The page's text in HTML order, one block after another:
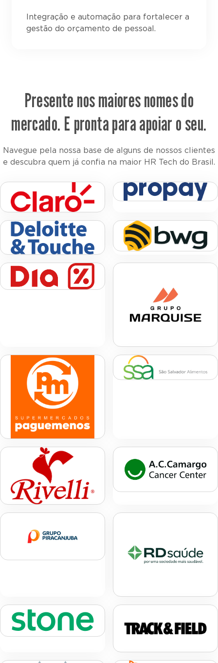
Integração e automação para fortalecer a
gestão do orçamento de pessoal.
Presente nos maiores nomes do
mercado. E pronta para apoiar o seu.
Navegue pela nossa base de alguns de nossos clientes
e descubra quem já confia na maior HR Tech do Brasil.